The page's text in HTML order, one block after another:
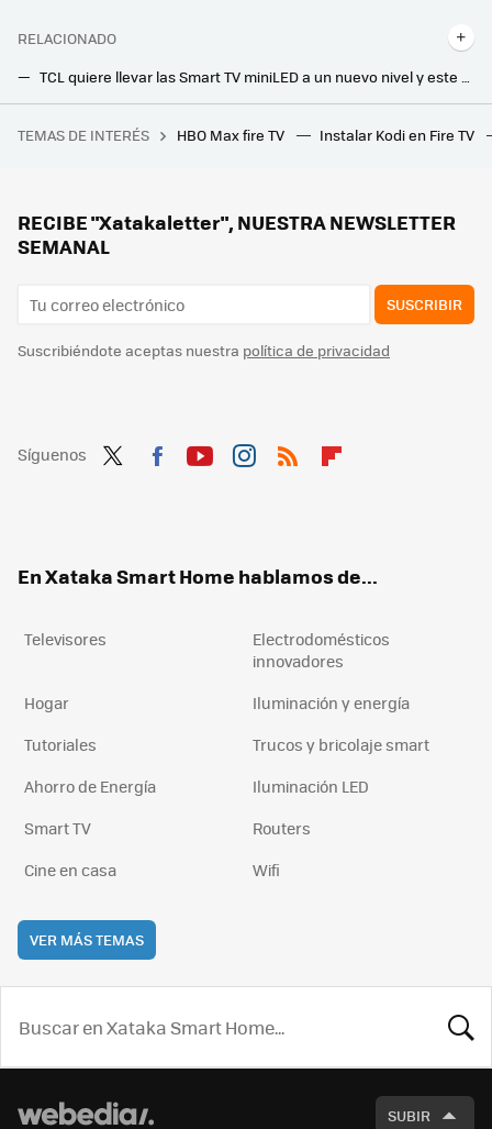
RELACIONADO
Más brillo y rendimiento: TCL muestra su nueva Smart TV C855 con tecnología MiniLED, 144 Hz y hasta 3.500 nits
Las reglas de un neurólogo para potenciar la memoria y combatir la demencia que el CEO de Apple practica cada día
TEMAS DE INTERÉS HBO Max fire TV Instalar Kodi en Fire TV
RECIBE "Xatakaletter", NUESTRA NEWSLETTER
SEMANAL
SUSCRIBIR
Suscribiéndote aceptas nuestra política de privacidad
Síguenos
En Xataka Smart Home hablamos de...
Televisores
Electrodomésticos
innovadores
Hogar
Iluminación y energía
Tutoriales
Trucos y bricolaje smart
Ahorro de Energía
Iluminación LED
Smart TV
Routers
Cine en casa
Wifi
VER MÁS TEMAS
SUBIR